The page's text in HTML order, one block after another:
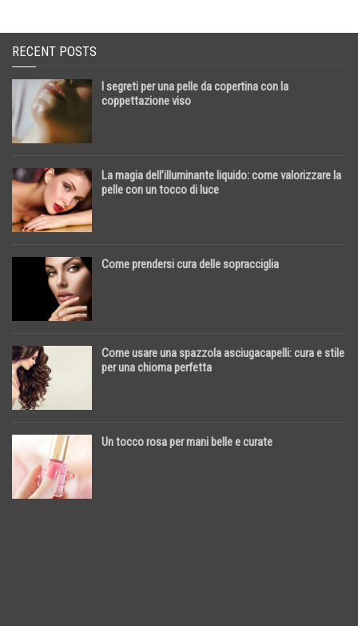
RECENT POSTS
I segreti per una pelle da copertina con la
coppettazione viso
La magia dell’illuminante liquido: come valorizzare la
pelle con un tocco di luce
Come prendersi cura delle sopracciglia
Come usare una spazzola asciugacapelli: cura e stile
per una chioma perfetta
Un tocco rosa per mani belle e curate